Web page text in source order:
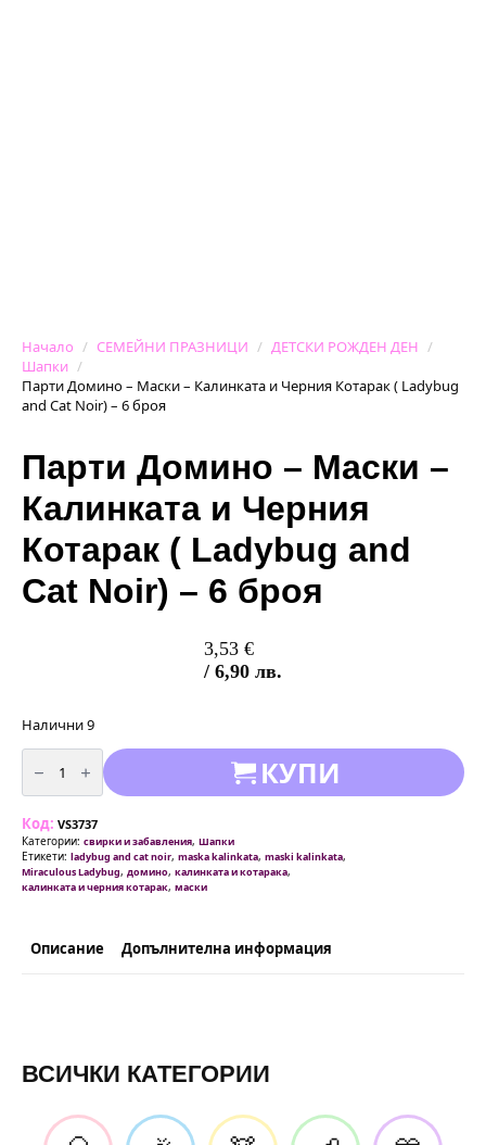
Начало СЕМЕЙНИ ПРАЗНИЦИ
ДЕТСКИ РОЖДЕН ДЕН
Шапки
Парти Домино – Маски – Калинката и Черния Котарак ( Ladybug
and Cat Noir) – 6 броя
Парти Домино – Маски –
Калинката и Черния
Котарак ( Ladybug and
Cat Noir) – 6 броя
3,53 €
/ 6,90 лв.
Налични 9
количество
за
Парти
Домино
Маски
-
Калинката
и
Черния
Котарак
Cat
КУПИ
Код: VS3737
Категории: свирки и забавления, Шапки
Етикети: ladybug and cat noir, maska kalinkata, maski kalinkata,
Miraculous Ladybug, домино, калинката и котарака,
калинката и черния котарак, маски
Описание Допълнителна информация
ВСИЧКИ КАТЕГОРИИ